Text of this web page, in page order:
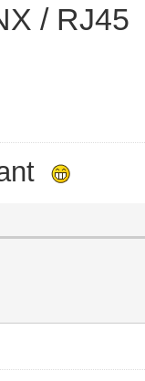
/ RJ45